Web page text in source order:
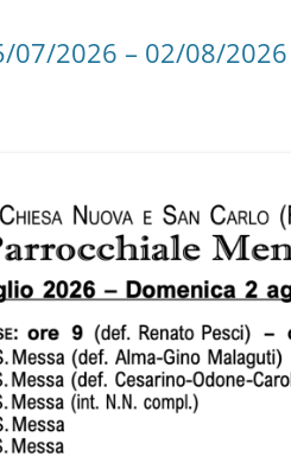
07/2026 – 02/08/2026